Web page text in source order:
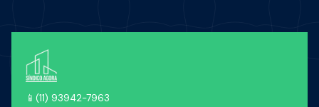
📱 (11) 93942-7963